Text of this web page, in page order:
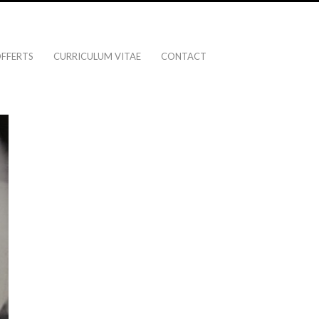
CURRICULUM VITAE CONTACT